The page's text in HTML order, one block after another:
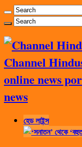
Channel
online news
news
হেড লাইন্স